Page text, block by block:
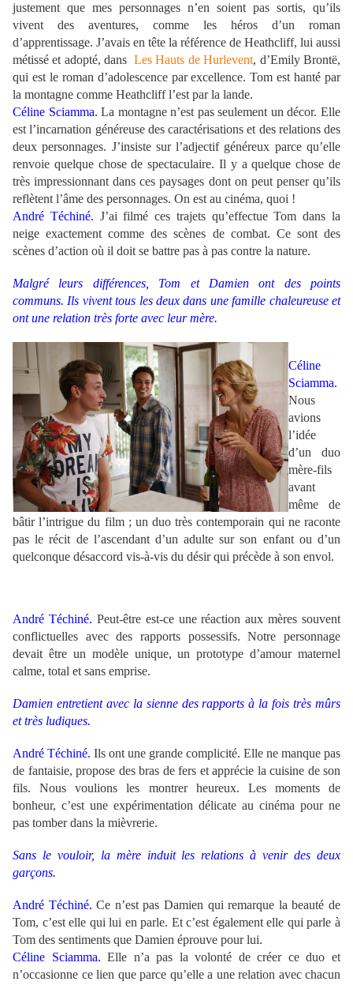
justement que mes personnages n’en soient pas sortis, qu’ils
vivent des aventures, comme les héros d’un roman
d’apprentissage. J’avais en tête la référence de Heathcliff, lui aussi
métissé et adopté, dans Les Hauts de Hurlevent, d’Emily Brontë,
qui est le roman d’adolescence par excellence. Tom est hanté par
la montagne comme Heathcliff l’est par la lande.
Céline Sciamma. La montagne n’est pas seulement un décor. Elle
est l’incarnation généreuse des caractérisations et des relations des
deux personnages. J’insiste sur l’adjectif généreux parce qu’elle
renvoie quelque chose de spectaculaire. Il y a quelque chose de
très impressionnant dans ces paysages dont on peut penser qu’ils
reflètent l’âme des personnages. On est au cinéma, quoi !
André Téchiné. J’ai filmé ces trajets qu’effectue Tom dans la
neige exactement comme des scènes de combat. Ce sont des
scènes d’action où il doit se battre pas à pas contre la nature.
Malgré leurs différences, Tom et Damien ont des points
communs. Ils vivent tous les deux dans une famille chaleureuse et
ont une relation très forte avec leur mère.
Céline
Sciamma.
Nous
avions
l’idée
d’un duo
mère-fils
avant
même de
bâtir l’intrigue du film ; un duo très contemporain qui ne raconte
pas le récit de l’ascendant d’un adulte sur son enfant ou d’un
quelconque désaccord vis-à-vis du désir qui précède à son envol.
André Téchiné. Peut-être est-ce une réaction aux mères souvent
conflictuelles avec des rapports possessifs. Notre personnage
devait être un modèle unique, un prototype d’amour maternel
calme, total et sans emprise.
Damien entretient avec la sienne des rapports à la fois très mûrs
et très ludiques.
André Téchiné. Ils ont une grande complicité. Elle ne manque pas
de fantaisie, propose des bras de fers et apprécie la cuisine de son
fils. Nous voulions les montrer heureux. Les moments de
bonheur, c’est une expérimentation délicate au cinéma pour ne
pas tomber dans la mièvrerie.
Sans le vouloir, la mère induit les relations à venir des deux
garçons.
André Téchiné.Ce n’est pas Damien qui remarque la beauté de
Tom, c’est elle qui lui en parle. Et c’est également elle qui parle à
Tom des sentiments que Damien éprouve pour lui.
Céline Sciamma. Elle n’a pas la volonté de créer ce duo et
n’occasionne ce lien que parce qu’elle a une relation avec chacun